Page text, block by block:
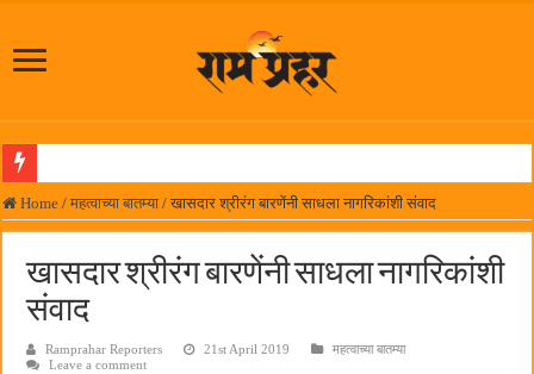
लोकनेते रामशेठ ठाकूर समाजसेवेतील हिरा -आमदार रविशेठ पाटील
पनवेलमध्ये ८ ऑगस्टला महारोजगार मेळावा
सर्वात मोठ्या दिवाळी अंक स्पर्धेचा निकाल जाहीर
जनार्दन भगत शिक्षण प्रसारक संस्थेच्या मुख्य प्रशासकीय कार्यालयासह भव्य मूट कोर्टचे बुधवारी
Home / महत्वाच्या बातम्या / खासदार श्रीरंग बारणेंनी साधला नागरिकांशी संवाद
खासदार श्रीरंग बारणेंनी साधला नागरिकांशी
संवाद
Ramprahar Reporters 21st April 2019
महत्वाच्या बातम्या
Leave a comment